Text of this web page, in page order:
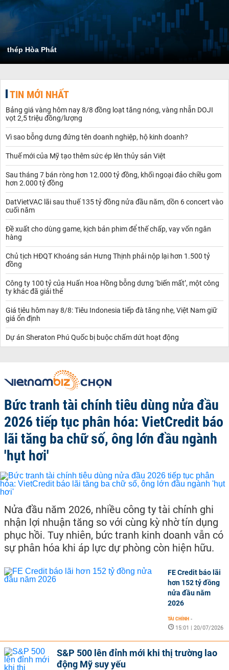
thép Hòa Phát
TIN MỚI NHẤT
Bảng giá vàng hôm nay 8/8 đồng loạt tăng nóng, vàng nhẫn DOJI
vọt 2,5 triệu đồng/lượng
Vì sao bỗng dưng đứng tên doanh nghiệp, hộ kinh doanh?
Thuế mới của Mỹ tạo thêm sức ép lên thủy sản Việt
Sau tháng 7 bán ròng hơn 12.000 tỷ đồng, khối ngoại đảo chiều gom
hơn 2.000 tỷ đồng
DatVietVAC lãi sau thuế 135 tỷ đồng nửa đầu năm, dồn 6 concert vào
cuối năm
Đề xuất cho dùng game, kịch bản phim để thế chấp, vay vốn ngân
hàng
Chủ tịch HĐQT Khoáng sản Hưng Thịnh phải nộp lại hơn 1.500 tỷ
đồng
Công ty 100 tỷ của Huấn Hoa Hồng bỗng dưng ‘biến mất’, một công
ty khác đã giải thể
Giá tiêu hôm nay 8/8: Tiêu Indonesia tiếp đà tăng nhẹ, Việt Nam giữ
giá ổn định
Dự án Sheraton Phú Quốc bị buộc chấm dứt hoạt động
Bức tranh tài chính tiêu dùng nửa đầu
2026 tiếp tục phân hóa: VietCredit báo
lãi tăng ba chữ số, ông lớn đầu ngành
'hụt hơi'
Nửa đầu năm 2026, nhiều công ty tài chính ghi
nhận lợi nhuận tăng so với cùng kỳ nhờ tín dụng
phục hồi. Tuy nhiên, bức tranh kinh doanh vẫn có
sự phân hóa khi áp lực dự phòng còn hiện hữu.
FE Credit báo lãi
hơn 152 tỷ đồng
nửa đầu năm
2026
TÀI CHÍNH -
15:01 | 20/07/2026
S&P 500 lên đỉnh mới khi thị trường lao
động Mỹ suy yếu